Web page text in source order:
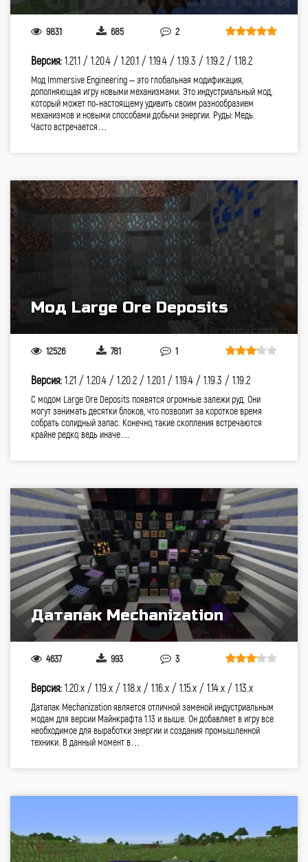
9831 685 2
Версия: 1.21.1 / 1.20.4 / 1.20.1 / 1.19.4 / 1.19.3 / 1.19.2 / 1.18.2
Мод Immersive Engineering – это глобальная модификация,
дополняющая игру новыми механизмами. Это индустриальный мод,
который может по-настоящему удивить своим разнообразием
механизмов и новыми способами добычи энергии. Руды: Медь.
Часто встречается…
Мод Large Ore Deposits
12526 781 1
Версия: 1.21 / 1.20.4 / 1.20.2 / 1.20.1 / 1.19.4 / 1.19.3 / 1.19.2
С модом Large Ore Deposits появятся огромные залежи руд. Они
могут занимать десятки блоков, что позволит за короткое время
собрать солидный запас. Конечно, такие скопления встречаются
крайне редко, ведь иначе…
Датапак Mechanization
4637 993 3
Версия: 1.20.x / 1.19.x / 1.18.x / 1.16.x / 1.15.x / 1.14.x / 1.13.x
Датапак Mechanization является отличной заменой индустриальным
модам для версии Майнкрафта 1.13 и выше. Он добавляет в игру все
необходимое для выработки энергии и создания промышленной
техники. В данный момент в…